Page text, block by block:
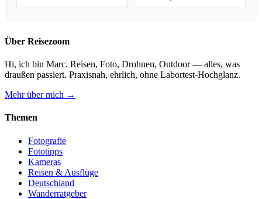
Über Reisezoom
Hi, ich bin Marc. Reisen, Foto, Drohnen, Outdoor — alles, was
draußen passiert. Praxisnah, ehrlich, ohne Labortest-Hochglanz.
Mehr über mich →
Themen
Fotografie
Fototipps
Kameras
Reisen & Ausflüge
Deutschland
Wanderratgeber